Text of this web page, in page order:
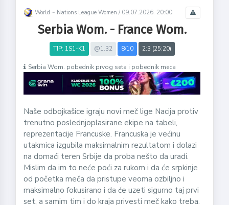
World ~ Nations League Women / 09.07.2026. 20:00
Serbia Wom. - France Wom.
TIP: 1S1-K1 @1.32 8/10 2:3 (25:20)
Serbia Wom. pobednik prvog seta i pobednik meca
Naše odbojkašice igraju novi meč lige Nacija protiv
trenutno poslednjoplasirane ekipe na tabeli,
reprezentacije Francuske. Francuska je većinu
utakmica izgubila maksimalnim rezultatom i dolazi
na domaći teren Srbije da proba nešto da uradi.
Mislim da im to neće poći za rukom i da će srpkinje
od početka meča da pristupe veoma ozbiljno i
maksimalno fokusirano i da će uzeti sigurno taj prvi
set, a samim tim i do kraja privesti meč kako treba.